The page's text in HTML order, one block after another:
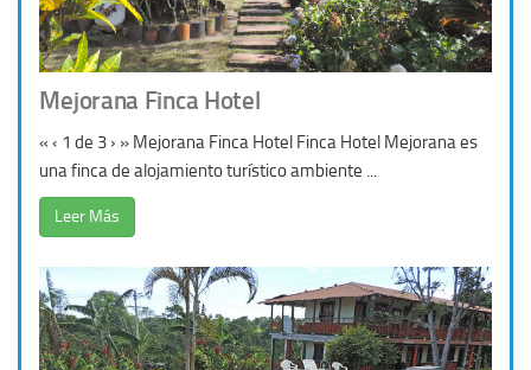
Mejorana Finca Hotel
« ‹ 1 de 3 › » Mejorana Finca Hotel Finca Hotel Mejorana es
una finca de alojamiento turístico ambiente ...
Leer Más